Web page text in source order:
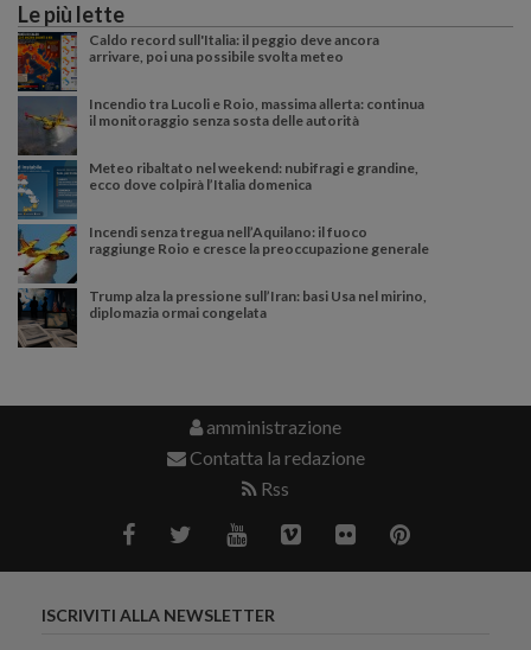
Le più lette
Caldo record sull'Italia: il peggio deve ancora
arrivare, poi una possibile svolta meteo
Incendio tra Lucoli e Roio, massima allerta: continua
il monitoraggio senza sosta delle autorità
Meteo ribaltato nel weekend: nubifragi e grandine,
ecco dove colpirà l’Italia domenica
Incendi senza tregua nell’Aquilano: il fuoco
raggiunge Roio e cresce la preoccupazione generale
Trump alza la pressione sull’Iran: basi Usa nel mirino,
diplomazia ormai congelata
amministrazione
Contatta la redazione
Rss
ISCRIVITI ALLA NEWSLETTER